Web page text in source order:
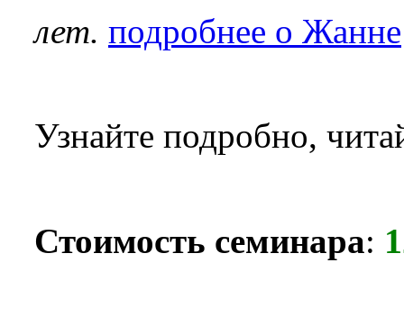
лет. подробнее о Жанне
Узнайте подробно,
Стоимость семинара: